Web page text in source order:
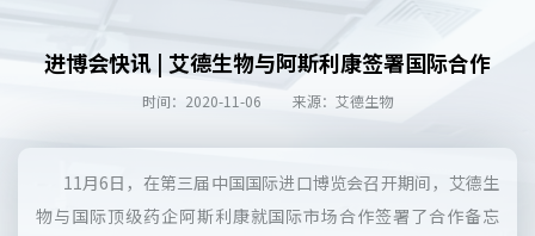
进博会快讯 | 艾德生物与阿斯利康签署国际合作
时间：2020-11-06 来源：艾德生物
11月6日，在第三届中国国际进口博览会召开期间，艾德生
物与国际顶级药企阿斯利康就国际市场合作签署了合作备忘